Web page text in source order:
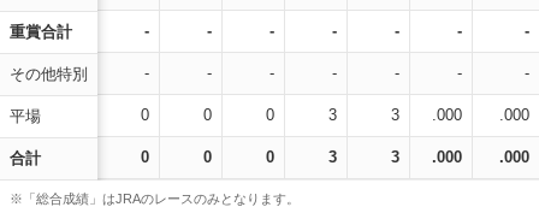
重賞合計
その他特別
平場
合計
- - - - - - -
- - - - - - -
0 0 0 3 3 .000 .000
0 0 0 3 3 .000 .000
※「総合成績」はJRAのレースのみとなります。